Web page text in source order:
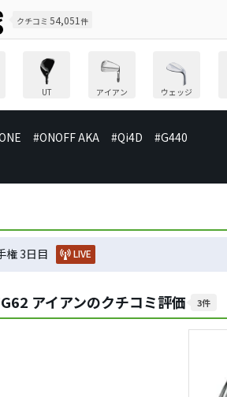
クチコミ 54,051 件
UT アイアン ウェッジ
#ONOFF AKA #Qi4D #G440
権 3日目 LIVE
アイアンのクチコミ評価 3件